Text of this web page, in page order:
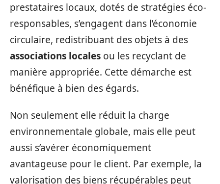
prestataires locaux, dotés de stratégies éco-
responsables, s’engagent dans l’économie
circulaire, redistribuant des objets à des
associations locales ou les recyclant de
manière appropriée. Cette démarche est
bénéfique à bien des égards.
Non seulement elle réduit la charge
environnementale globale, mais elle peut
aussi s’avérer économiquement
avantageuse pour le client. Par exemple, la
valorisation des biens récupérables peut